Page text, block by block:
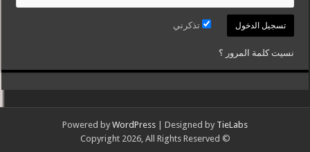
تذكرني
نسيت كلمة المرور ؟
Powered by WordPress | Designed by TieLabs
© Copyright 2026, All Rights Reserved